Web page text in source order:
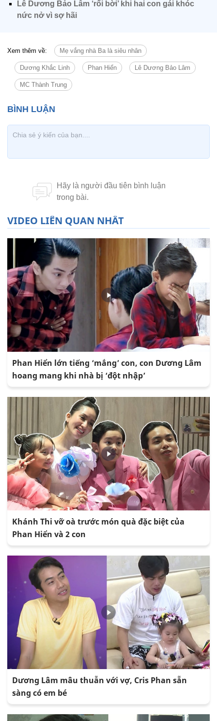
Lê Dương Bảo Lâm ‘rối bời’ khi hai con gái khóc
nức nở vì sợ hãi
Xem thêm về: Mẹ vắng nhà Ba là siêu nhân
Dương Khắc Linh Phan Hiển Lê Dương Bảo Lâm
MC Thành Trung
VIDEO LIÊN QUAN NHẤT
Phan Hiển lớn tiếng ‘mắng’ con, con Dương Lâm
hoang mang khi nhà bị ‘đột nhập’
Khánh Thi vỡ oà trước món quà đặc biệt của
Phan Hiển và 2 con
Dương Lâm mâu thuẫn với vợ, Cris Phan sẵn
sàng có em bé